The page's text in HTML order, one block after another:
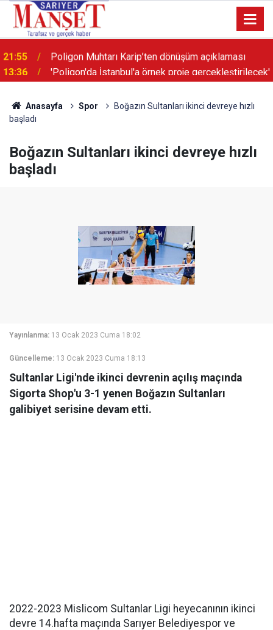
13:36 'Poligon'da İstanbul'a örnek proje gerçekleştirilecek'
Anasayfa Spor
Boğazın Sultanları ikinci devreye hızlı
başladı
Boğazın Sultanları ikinci devreye hızlı
başladı
Yayınlanma: 13 Ocak 2023 Cuma 18:02
Güncelleme: 13 Ocak 2023 Cuma 18:13
Sultanlar Ligi'nde ikinci devrenin açılış maçında
Sigorta Shop'u 3-1 yenen Boğazın Sultanları
galibiyet serisine devam etti.
2022-2023 Mislicom Sultanlar Ligi heyecanının ikinci
devre 14.hafta maçında Sarıyer Belediyespor ve